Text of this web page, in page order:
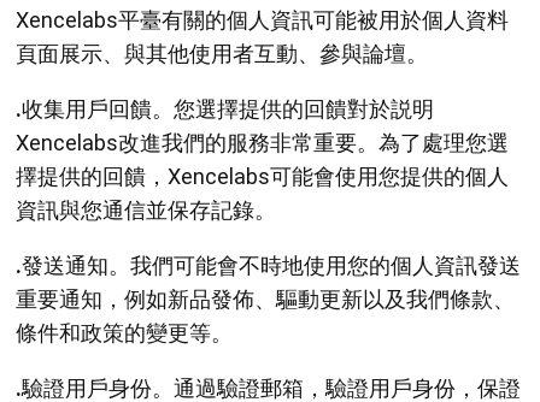
Xencelabs平臺有關的個人資訊可能被用於個人資料
頁面展示、與其他使用者互動、參與論壇。
.收集用戶回饋。您選擇提供的回饋對於説明
Xencelabs改進我們的服務非常重要。為了處理您選
擇提供的回饋，Xencelabs可能會使用您提供的個人
資訊與您通信並保存記錄。
.發送通知。我們可能會不時地使用您的個人資訊發送
重要通知，例如新品發佈、驅動更新以及我們條款、
條件和政策的變更等。
.驗證用戶身份。通過驗證郵箱，驗證用戶身份，保證